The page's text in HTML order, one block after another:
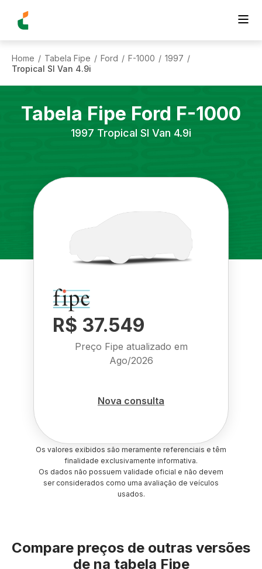
Home / Tabela Fipe / Ford / F-1000 / 1997 /
Tropical Sl Van 4.9i
Tabela Fipe Ford F-1000
1997 Tropical Sl Van 4.9i
R$ 37.549
Preço Fipe atualizado em
Ago/2026
Nova consulta
Os valores exibidos são meramente referenciais e têm
finalidade exclusivamente informativa.
Os dados não possuem validade oficial e não devem
ser considerados como uma avaliação de veículos
usados.
Compare preços de outras versões
de na tabela Fipe